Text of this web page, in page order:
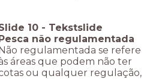
10 - Tekstslide
não regulamentada
regulamentada se refere
áreas que podem não ter
ou qualquer regulação,